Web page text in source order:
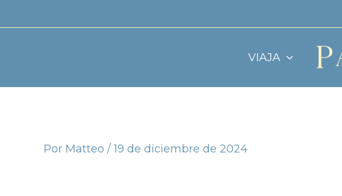
VIAJA
Por Matteo /19 de diciembre de 2024